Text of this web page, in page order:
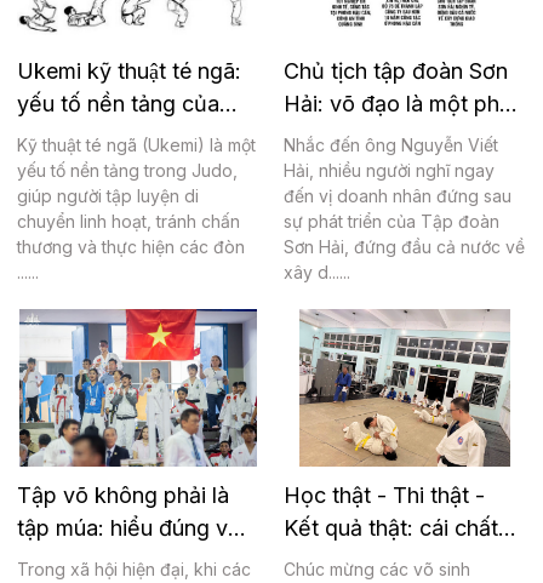
Ukemi kỹ thuật té ngã:
yếu tố nền tảng của
Judo
Kỹ thuật té ngã (Ukemi) là một
yếu tố nền tảng trong Judo,
giúp người tập luyện di
chuyển linh hoạt, tránh chấn
thương và thực hiện các đòn
......
Chủ tịch tập đoàn Sơn
Hải: võ đạo là một phần
của lối sống
Nhắc đến ông Nguyễn Viết
Hải, nhiều người nghĩ ngay
đến vị doanh nhân đứng sau
sự phát triển của Tập đoàn
Sơn Hải, đứng đầu cả nước về
xây d......
Tập võ không phải là
tập múa: hiểu đúng về
giá trị thực của võ
Trong xã hội hiện đại, khi các
Học thật - Thi thật -
Kết quả thật: cái chất
thật tại Judo Khỏe
Chúc mừng các võ sinh